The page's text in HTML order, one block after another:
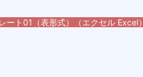
ート01（表形式）（エクセル Excel）